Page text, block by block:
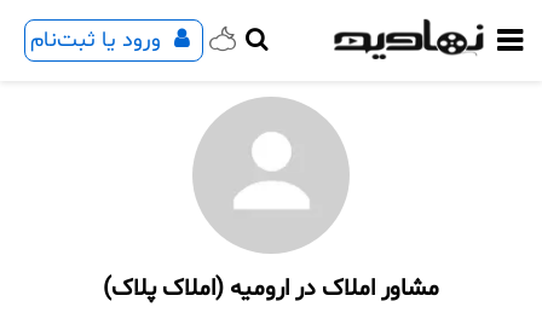
ورود یا ثبت‌نام
مشاور املاک در ارومیه (املاک پلاک)